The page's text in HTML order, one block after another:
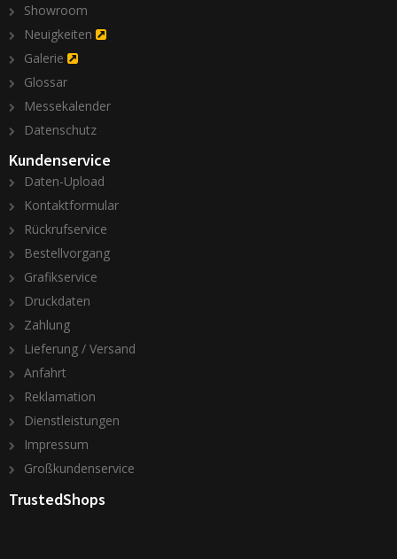
Showroom
Neuigkeiten
Galerie
Glossar
Messekalender
Datenschutz
Kundenservice
Daten-Upload
Kontaktformular
Rückrufservice
Bestellvorgang
Grafikservice
Druckdaten
Zahlung
Lieferung / Versand
Anfahrt
Reklamation
Dienstleistungen
Impressum
Großkundenservice
TrustedShops